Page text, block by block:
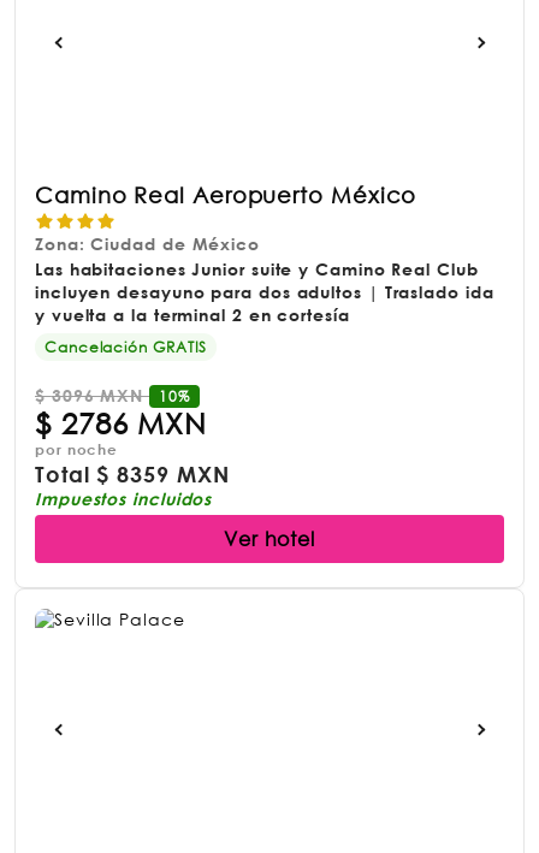
Camino Real Aeropuerto México
Zona: Ciudad de México
Las habitaciones Junior suite y Camino Real Club
incluyen desayuno para dos adultos | Traslado ida
y vuelta a la terminal 2 en cortesía
Cancelación GRATIS
$3096 MXN 10%
$ 2786 MXN
por noche
Total$8359 MXN
Impuestos incluidos
Ver hotel